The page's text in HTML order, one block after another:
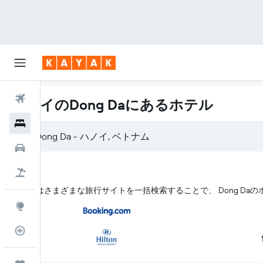
航空券
フライトトラッカー
ハノイのDong Daにあるホテル
KAYAK はさまざまな旅行サイトを一括検索することで、 Dong Daの